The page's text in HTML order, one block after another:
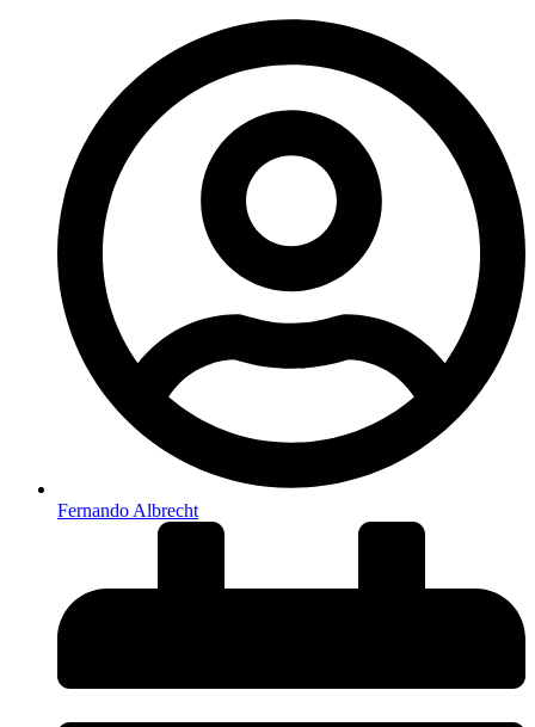
Fernando Albrecht